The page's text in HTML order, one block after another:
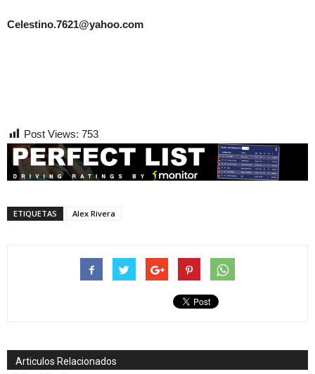
Celestino.7621@yahoo.com
Post Views: 753
ETIQUETAS Alex Rivera
Articulos Relacionados